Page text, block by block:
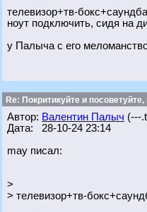
телевизор+тв-
ноут подключить, сидя на
у Палыча с его
Re: Покритикуйте и
Автор: Валентин Палыч (---
Дата: 28-10-24 23:14
may писал:
>
> телевизор+тв-